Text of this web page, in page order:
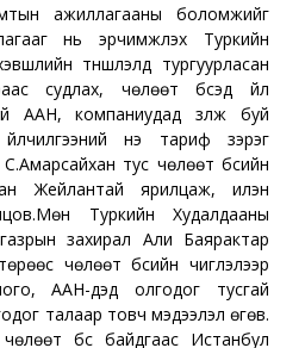
ажиллагааны боломжийг
нь эрчимжүүлэх Туркийн
түншлэлд тургуурласан
судлах, чөлөөт бүсэд үйл
ААН, компаниудад үзүүлж буй
үнэ тариф зэрэг
тус чөлөөт бүсийн
Жейлантай ярилцаж, илэн
Туркийн Худалдааны
захирал Али Баярактар
чөлөөт бүсийн чиглэлээр
ААН-үүдэд олгодог тусгай
талаар товч мэдээлэл өгөв.
бүс байдгаас Истанбул